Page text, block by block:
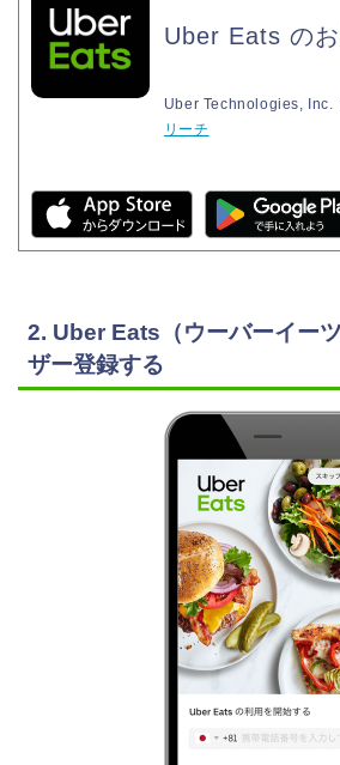
Uber Eats の
Uber Technologies, Inc.
リーチ
2. Uber Eats（ウーバーイー
ザー登録する